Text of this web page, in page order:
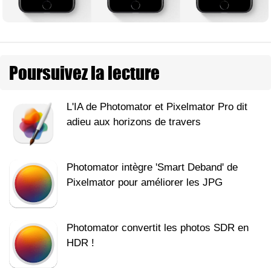
Poursuivez la lecture
L'IA de Photomator et Pixelmator Pro dit
adieu aux horizons de travers
Photomator intègre 'Smart Deband' de
Pixelmator pour améliorer les JPG
Photomator convertit les photos SDR en
HDR !